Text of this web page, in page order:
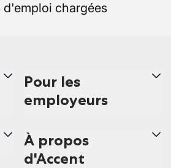
d'emploi chargées
Pour les
employeurs
À propos
d'Accent